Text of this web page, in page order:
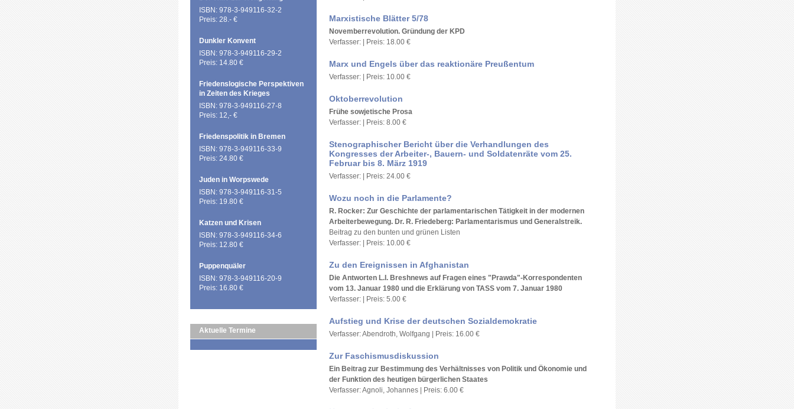
ISBN: 978-3-949116-32-2
Preis: 28.- €
Dunkler Konvent
ISBN: 978-3-949116-29-2
Preis: 14.80 €
Friedenslogische Perspektiven
in Zeiten des Krieges
ISBN: 978-3-949116-27-8
Preis: 12,- €
Friedenspolitik in Bremen
ISBN: 978-3-949116-33-9
Preis: 24.80 €
Juden in Worpswede
ISBN: 978-3-949116-31-5
Preis: 19.80 €
Katzen und Krisen
ISBN: 978-3-949116-34-6
Preis: 12.80 €
Puppenquäler
ISBN: 978-3-949116-20-9
Preis: 16.80 €
Aktuelle Termine
Marxistische Blätter 5/78
Novemberrevolution. Gründung der KPD
Verfasser: | Preis: 18.00 €
Marx und Engels über das reaktionäre Preußentum
Verfasser: | Preis: 10.00 €
Oktoberrevolution
Frühe sowjetische Prosa
Verfasser: | Preis: 8.00 €
Stenographischer Bericht über die Verhandlungen des
Kongresses der Arbeiter-, Bauern- und Soldatenräte vom 25.
Februar bis 8. März 1919
Verfasser: | Preis: 24.00 €
Wozu noch in die Parlamente?
R. Rocker: Zur Geschichte der parlamentarischen Tätigkeit in der modernen
Arbeiterbewegung. Dr. R. Friedeberg: Parlamentarismus und Generalstreik.
Beitrag zu den bunten und grünen Listen
Verfasser: | Preis: 10.00 €
Zu den Ereignissen in Afghanistan
Die Antworten L.I. Breshnews auf Fragen eines "Prawda"-Korrespondenten
vom 13. Januar 1980 und die Erklärung von TASS vom 7. Januar 1980
Verfasser: | Preis: 5.00 €
Aufstieg und Krise der deutschen Sozialdemokratie
Verfasser: Abendroth, Wolfgang | Preis: 16.00 €
Zur Faschismusdiskussion
Ein Beitrag zur Bestimmung des Verhältnisses von Politik und Ökonomie und
der Funktion des heutigen bürgerlichen Staates
Verfasser: Agnoli, Johannes | Preis: 6.00 €